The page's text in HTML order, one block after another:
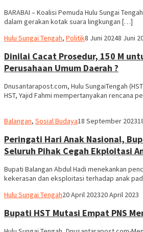
BARABAI – Koalisi Pemuda Hulu Sungai
dalam gerakan kotak suara lingkungan […]
Hulu Sungai Tengah, PolitikHariadi
8 Juni 20248 Juni
Dinilai Cacat Prosedur, 150 M
Perusahaan Umum Daerah ?
Dnusantarapost.com, Hulu SungaiTengah
HST, Yajid Fahmi mempertanyakan rencana
Balangan, Sosial BudayaAbdul
18 September 2023
Peringati Hari Anak Nasional,
Seluruh Pihak Cegah Ekploitasi
Bupati Balangan Abdul Hadi menekankan
kekerasan dan eksploitasi terhadap anak
Hulu Sungai TengahHariadi
20 April 202320 April 2023
Bupati HST Mutasi Empat PNS